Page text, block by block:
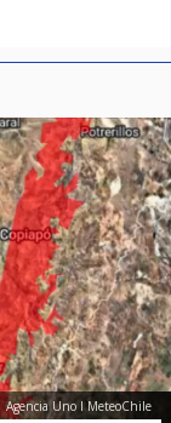
Agencia Uno I MeteoChile